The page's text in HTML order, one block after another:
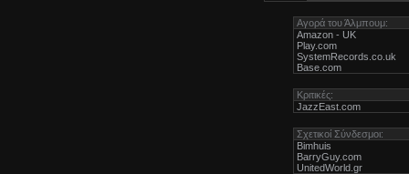
Αγορά του Άλμπουμ:
Amazon - UK
Play.com
SystemRecords.co.uk
Βase.com
Κριτικές:
JazzEast.com
Σχετικοί Σύνδεσμοι:
Bimhuis
BarryGuy.com
UnitedWorld.gr